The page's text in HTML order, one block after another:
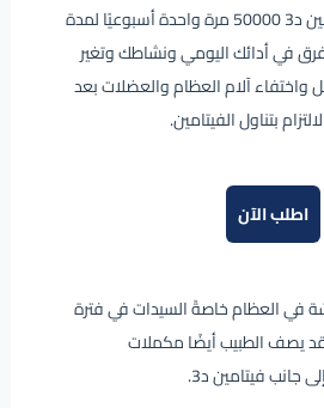
بتجربة حبوب بيودال فيتامين د3 50000 مرة واحدة أسبوعيًا لمدة
في أدائك اليومي ونشاطك وتغير
واختفاء آلام العظام والعضلات بعد
اطلب الآن
في العظام خاصةً السيدات في فترة
يصف الطبيب أيضًا مكملات
جانب فيتامين د3.